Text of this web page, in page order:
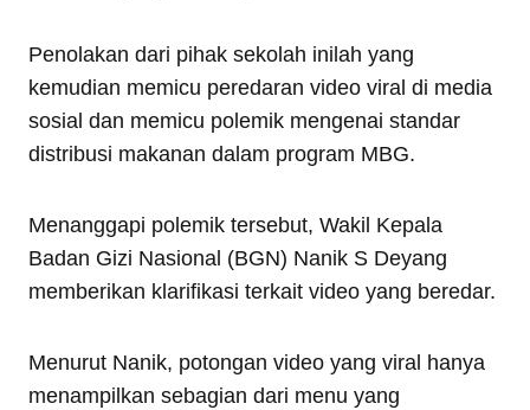
Penolakan dari pihak sekolah inilah yang
kemudian memicu peredaran video viral di media
sosial dan memicu polemik mengenai standar
distribusi makanan dalam program MBG.
Menanggapi polemik tersebut, Wakil Kepala
Badan Gizi Nasional (BGN) Nanik S Deyang
memberikan klarifikasi terkait video yang beredar.
Menurut Nanik, potongan video yang viral hanya
menampilkan sebagian dari menu yang